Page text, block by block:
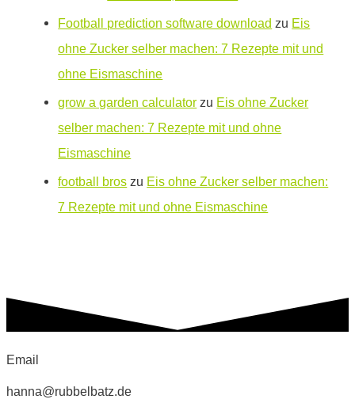
Football prediction software download zu Eis
ohne Zucker selber machen: 7 Rezepte mit und
ohne Eismaschine
grow a garden calculator zu Eis ohne Zucker
selber machen: 7 Rezepte mit und ohne
Eismaschine
football bros zu Eis ohne Zucker selber machen:
7 Rezepte mit und ohne Eismaschine
Email
hanna@rubbelbatz.de